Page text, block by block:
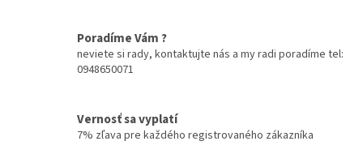
Poradíme Vám ?
neviete si rady, kontaktujte nás a my radi poradíme tel:
0948650071
Vernosť sa vyplatí
7% zľava pre každého registrovaného zákazníka